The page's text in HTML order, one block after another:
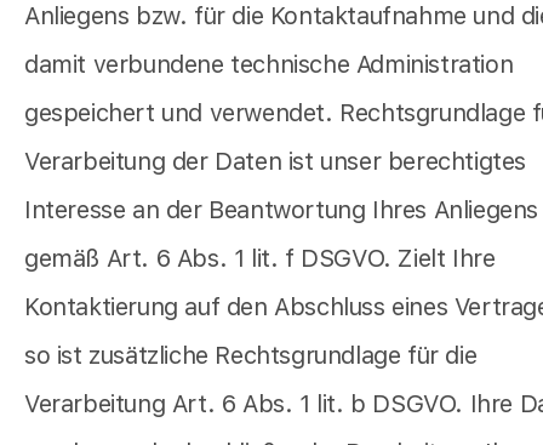
Anliegens bzw. für die Kontaktaufnahme und
damit verbundene technische Administration
gespeichert und verwendet. Rechtsgrundlage
Verarbeitung der Daten ist unser berechtigtes
Interesse an der Beantwortung Ihres Anliegens
gemäß Art. 6 Abs. 1 lit. f DSGVO. Zielt Ihre
Kontaktierung auf den Abschluss eines
so ist zusätzliche Rechtsgrundlage für die
Verarbeitung Art. 6 Abs. 1 lit. b DSGVO. Ihre